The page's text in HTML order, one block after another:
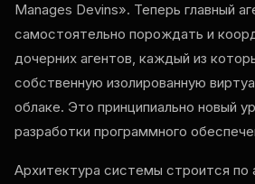
Manages Devins». Теперь главный
самостоятельно порождать и
дочерних агентов, каждый из
собственную изолированную
облаке. Это принципиально новый
разработки программного
Архитектура системы строится по